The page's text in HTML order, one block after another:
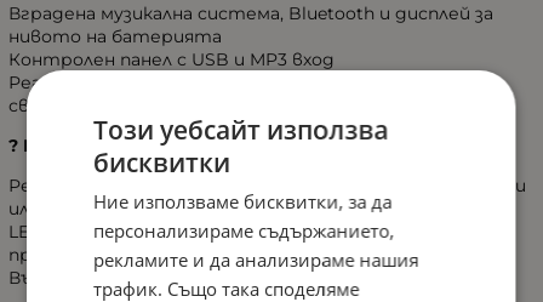
Вградена музикална система, Bluetooth и дисплей за
нивото на батерията
Контролен панел с USB и MP3 вход
Реалистични звуци на двигател, предни и задни
светлини, както и светеща сигнална лампа отзад
? Комфорт и безопасност
Регулируеми две седалки, подходящи за братя, сестри
или приятели
LED фарове отпред и отзад, амортисьори и висока
проходимост
Възможност за ръчно или дистанционно управление
Този уебсайт използва
бисквитки
Ние използваме бисквитки, за да
персонализираме съдържанието,
рекламите и да анализираме нашия
трафик. Също така споделяме